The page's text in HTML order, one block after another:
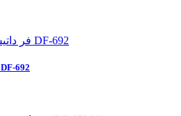
فر داتیس توکار برقی مدل DF-692